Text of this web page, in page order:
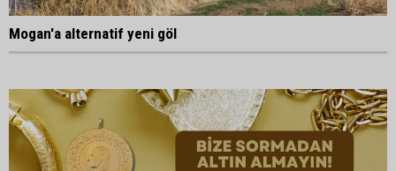
Mogan'a alternatif yeni göl